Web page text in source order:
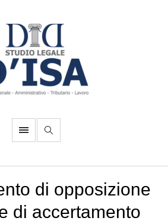
di opposizione
di accertamento